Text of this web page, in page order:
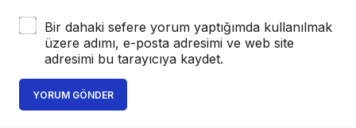
Bir dahaki sefere yorum yaptığımda kullanılmak
üzere adımı, e-posta adresimi ve web site
adresimi bu tarayıcıya kaydet.
YORUM GÖNDER